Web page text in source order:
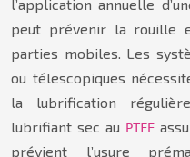
l’application annuelle
peut prévenir la rouille
parties mobiles. Les
ou télescopiques
la lubrification
lubrifiant sec au PTFE
prévient l’usure